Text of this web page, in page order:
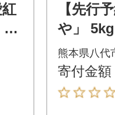
【先行
や」
26年12
次発送
熊本県八代
寄付金額